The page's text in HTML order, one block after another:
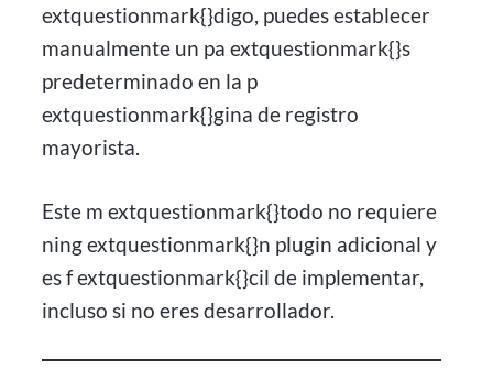
extquestionmark{}digo, puedes establecer
manualmente un pa extquestionmark{}s
predeterminado en la p
extquestionmark{}gina de registro
mayorista.
Este m extquestionmark{}todo no requiere
ning extquestionmark{}n plugin adicional y
es f extquestionmark{}cil de implementar,
incluso si no eres desarrollador.